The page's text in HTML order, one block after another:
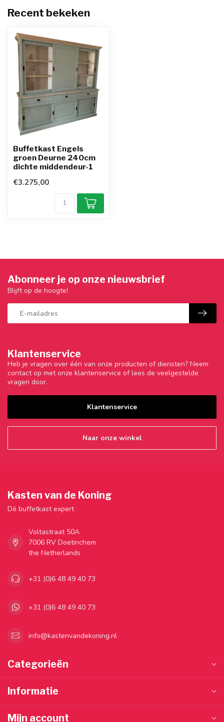
Recent bekeken
Buffetkast Engels
groen Deurne 240cm
dichte middendeur-1
€3.275,00
Klantenservice
Heb je vragen over één van onze producten of diensten? Neem
contact op met onze klantenservice of lees de veelgestelde
vragen door.
Klantenservice
Naar onze winkel
Abonneer je op onze nieuwsbrief
Blijft op de hoogte!
Kasten van de Koning
Dé buffetkast expert
Voltastraat 50A
7006 RV Doetinchem
the Netherlands
+31 (0)6 48 49 40 73
+31 (0)6 48 49 40 73
info@kastenvandekoning.nl
Categorieën
Informatie
Mijn account